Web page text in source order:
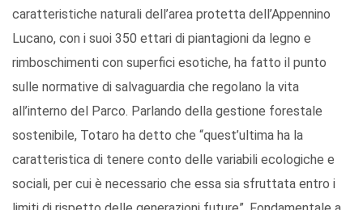
caratteristiche naturali dell’area protetta dell’Appennino
Lucano, con i suoi 350 ettari di piantagioni da legno e
rimboschimenti con superfici esotiche, ha fatto il punto
sulle normative di salvaguardia che regolano la vita
all’interno del Parco. Parlando della gestione forestale
sostenibile, Totaro ha detto che “quest’ultima ha la
caratteristica di tenere conto delle variabili ecologiche e
sociali, per cui è necessario che essa sia sfruttata entro i